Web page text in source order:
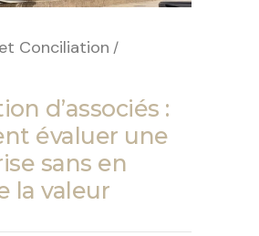
Conciliation /
d’associés :
évaluer une
sans en
la valeur